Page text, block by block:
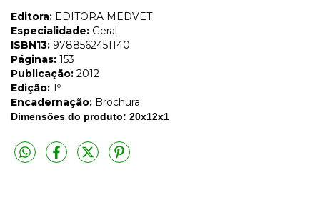
Editora: EDITORA MEDVET
Especialidade: Geral
ISBN13: 9788562451140
Páginas: 153
Publicação: 2012
Edição: 1º
Encadernação: Brochura
Dimensões do produto: 20x12x1